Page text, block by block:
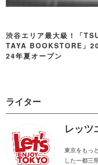
渋谷エリア最大級！「
TAYA BOOKSTORE」
24年夏オープン
ライター
レッツ
東京をもっ
した一都三